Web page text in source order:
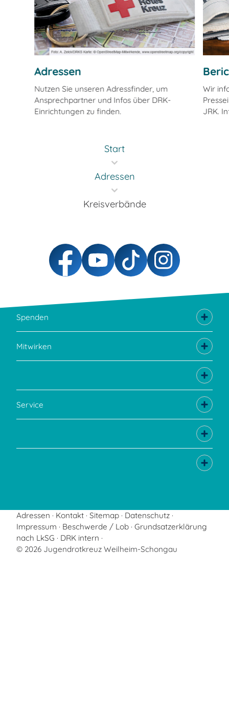
Adressen
Nutzen Sie unseren Adressfinder, um
Ansprechpartner und Infos über DRK-
Einrichtungen zu finden.
Wir
JRK.
Start
Adressen
Kreisverbände
Spenden
Mitwirken
Service
Adressen Kontakt Sitemap
Datenschutz
Impressum
Beschwerde / Lob Grundsatzerklärung
nach LkSG
DRK intern
© 2026 Jugendrotkreuz Weilheim-Schongau